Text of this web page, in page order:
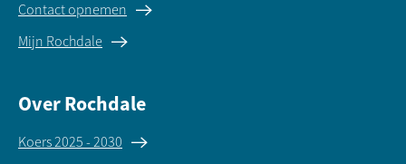
Contact opnemen
Mijn Rochdale
Over Rochdale
Koers 2025 - 2030